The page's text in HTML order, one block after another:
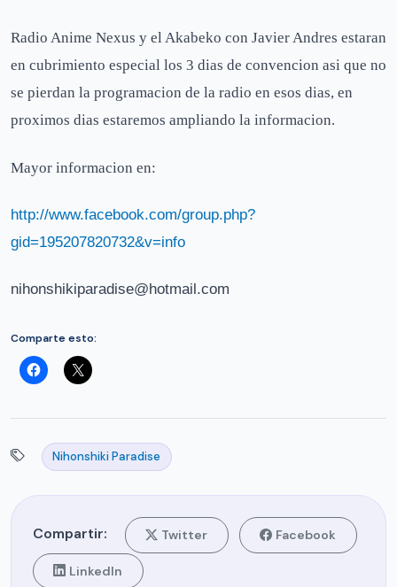
Radio Anime Nexus y el Akabeko con Javier Andres estaran
en cubrimiento especial los 3 dias de convencion asi que no
se pierdan la programacion de la radio en esos dias, en
proximos dias estaremos ampliando la informacion.
Mayor informacion en:
http://www.facebook.com/group.php?
gid=195207820732&v=info
nihonshikiparadise@hotmail.com
Comparte esto:
Nihonshiki Paradise
Compartir: Twitter Facebook
LinkedIn